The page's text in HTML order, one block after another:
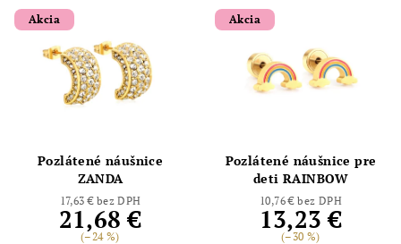
Akcia
Pozlátené náušnice
ZANDA
17,63 € bez DPH
21,68 €
(–24 %)
Akcia
Pozlátené náušnice pre
deti RAINBOW
10,76 € bez DPH
13,23 €
(–30 %)